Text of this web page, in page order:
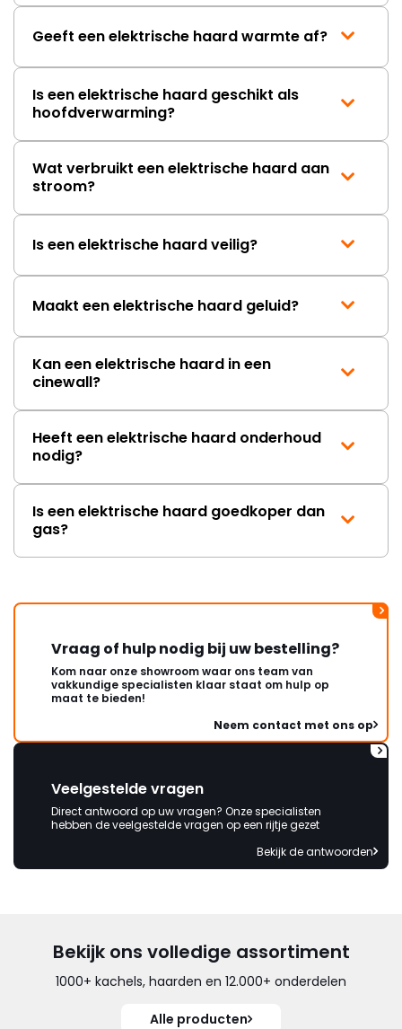
Geeft een elektrische haard warmte af?
Is een elektrische haard geschikt als
hoofdverwarming?
Wat verbruikt een elektrische haard aan
stroom?
Is een elektrische haard veilig?
Maakt een elektrische haard geluid?
Kan een elektrische haard in een
cinewall?
Heeft een elektrische haard onderhoud
nodig?
Is een elektrische haard goedkoper dan
gas?
Vraag of hulp nodig bij uw bestelling?
Kom naar onze showroom waar ons team van
vakkundige specialisten klaar staat om hulp op
maat te bieden!
Neem contact met ons op
Veelgestelde vragen
Direct antwoord op uw vragen? Onze specialisten
hebben de veelgestelde vragen op een rijtje gezet
Bekijk de antwoorden
Bekijk ons volledige assortiment
1000+ kachels, haarden en 12.000+ onderdelen
Alle producten